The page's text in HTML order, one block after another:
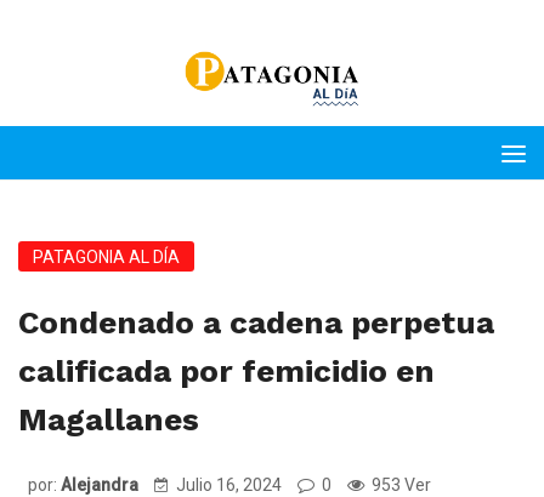
PATAGONIA AL DÍA
Condenado a cadena perpetua
calificada por femicidio en
Magallanes
por: Alejandra Julio 16, 2024 0 953 Ver